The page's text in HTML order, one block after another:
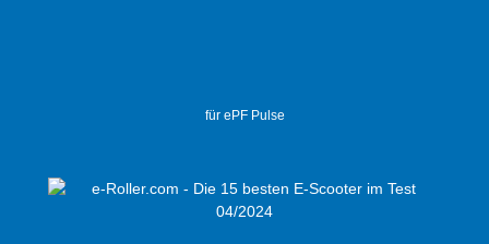
für ePF Pulse